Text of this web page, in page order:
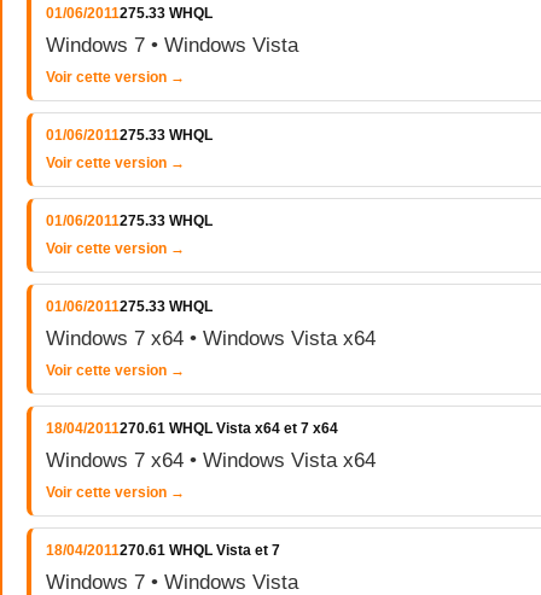
01/06/2011275.33 WHQL
Windows 7 • Windows Vista
Voir cette version →
01/06/2011275.33 WHQL
Voir cette version →
01/06/2011275.33 WHQL
Voir cette version →
01/06/2011275.33 WHQL
Windows 7 x64 • Windows Vista x64
Voir cette version →
18/04/2011270.61 WHQL Vista x64 et 7 x64
Windows 7 x64 • Windows Vista x64
Voir cette version →
18/04/2011270.61 WHQL Vista et 7
Windows 7 • Windows Vista